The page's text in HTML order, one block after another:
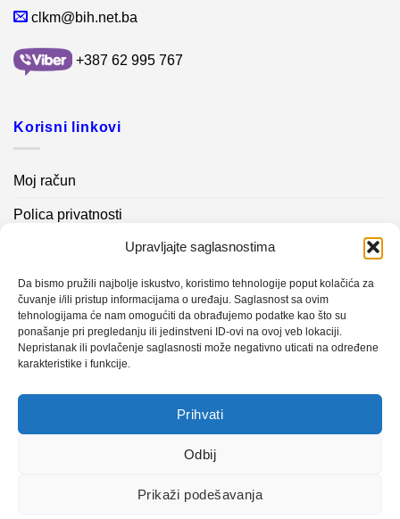
Upravljajte saglasnostima
Da bismo pružili najbolje iskustvo, koristimo tehnologije poput kolačića za
čuvanje i/ili pristup informacijama o uređaju. Saglasnost sa ovim
tehnologijama će nam omogućiti da obrađujemo podatke kao što su
ponašanje pri pregledanju ili jedinstveni ID-ovi na ovoj veb lokaciji.
Nepristanak ili povlačenje saglasnosti može negativno uticati na određene
karakteristike i funkcije.
Prihvati
Odbij
Prikaži podešavanja
clkm@bih.net.ba
+387 62 995 767
Korisni linkovi
Moj račun
Polica privatnosti
Kontakt info
Novosti
Sistem mjerenja vibracija – papir mašina 4
Certificirani partner za održavanje